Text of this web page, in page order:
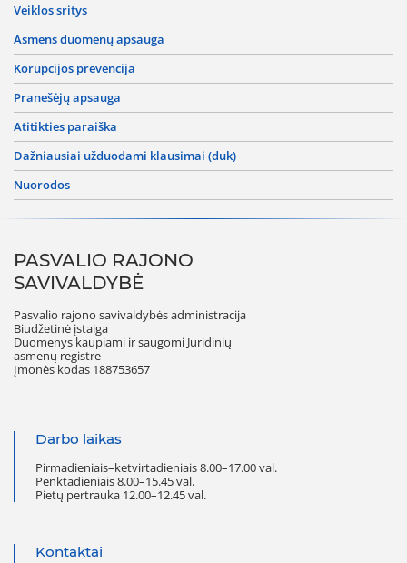
veiklos sritys
asmens duomenų apsauga
korupcijos prevencija
pranešėjų apsauga
atitikties paraiška
dažniausiai užduodami klausimai (duk)
nuorodos
PASVALIO RAJONO
SAVIVALDYBĖ
Pasvalio rajono savivaldybės administracija
Biudžetinė įstaiga
Duomenys kaupiami ir saugomi Juridinių
asmenų registre
Įmonės kodas 188753657
Darbo laikas
Pirmadieniais–ketvirtadieniais 8.00–17.00 val.
Penktadieniais 8.00–15.45 val.
Pietų pertrauka 12.00–12.45 val.
Kontaktai